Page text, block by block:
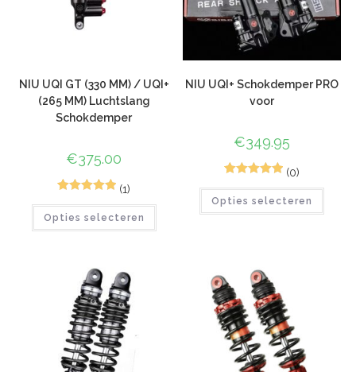
NIU UQI GT (330 MM) / UQI+
(265 MM) Luchtslang
Schokdemper
€375.00
5.00op 5
waarderinge
n
(1)
Opties selecteren
NIU UQI+ Schokdemper PRO
voor
€349.95
5.00op 5
(0)
Opties selecteren